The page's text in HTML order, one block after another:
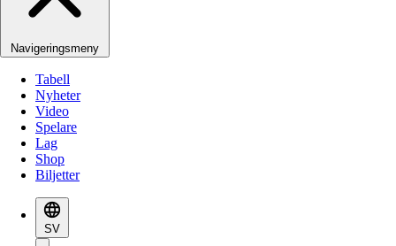
Navigeringsmeny
Tabell
Nyheter
Video
Spelare
Lag
Shop
Biljetter
SV